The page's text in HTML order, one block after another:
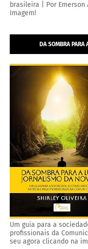
brasileira | Por
Imagem!
DA SOMBRA PARA
Um guia para a
profissionais da
seu agora clicando na